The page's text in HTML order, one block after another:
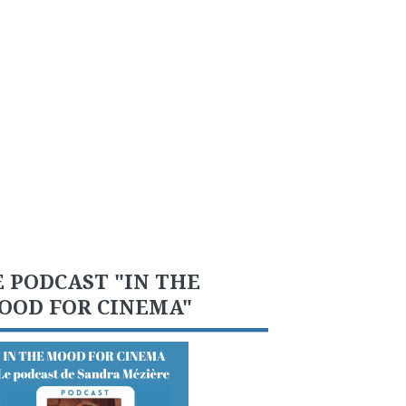
PODCAST "IN THE
FOR CINEMA"